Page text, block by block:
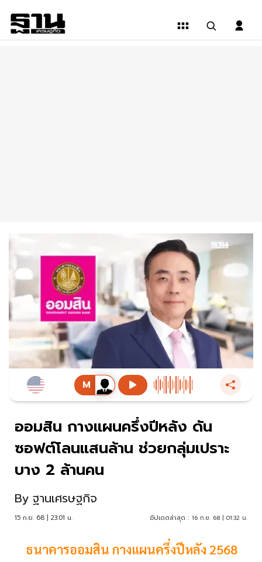
ออมสิน กางแผนครึ่งปีหลัง ดัน
ซอฟต์โลนแสนล้าน ช่วยกลุ่มเปราะ
บาง 2 ล้านคน
By ฐานเศรษฐกิจ
15 ก.ย. 68 | 23:01 น. อัปเดตล่าสุด : 16 ก.ย. 68 | 01:32 น.
ธนาคารออมสิน กางแผนครึ่งปีหลัง 2568